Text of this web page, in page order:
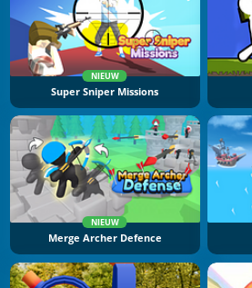
NIEUW
Super Sniper Missions
NIEUW
Merge Archer Defence